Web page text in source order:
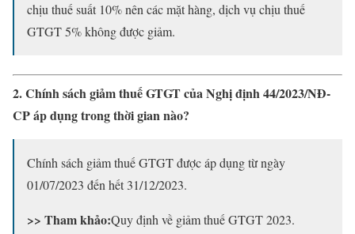
chịu thuế suất 10% nên các mặt hàng, dịch vụ chịu thuế
GTGT 5% không được giảm.
2. Chính sách giảm thuế GTGT của Nghị định 44/2023/NĐ-
CP áp dụng trong thời gian nào?
Chính sách giảm thuế GTGT được áp dụng từ ngày
01/07/2023 đến hết 31/12/2023.
>> Tham khảo:Quy định về giảm thuế GTGT 2023.